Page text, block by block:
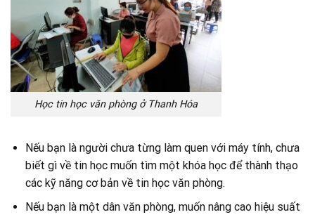
Học tin học văn phòng ở Thanh Hóa
Nếu bạn là người chưa từng làm quen với máy tính, chưa
biết gì về tin học muốn tìm một khóa học để thành thạo
các kỹ năng cơ bản về tin học văn phòng.
Nếu bạn là một dân văn phòng, muốn nâng cao hiệu suất